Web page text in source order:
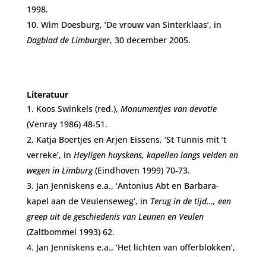
1998.
Wim Doesburg, ‘De vrouw van Sinterklaas’, in
Dagblad de Limburger, 30 december 2005.
Literatuur
Koos Swinkels (red.), Monumentjes van devotie
(Venray 1986) 48-51.
Katja Boertjes en Arjen Eissens, ‘St Tunnis mit ’t
verreke’, in Heyligen huyskens, kapellen langs velden en
wegen in Limburg(Eindhoven 1999) 70-73.
Jan Jenniskens e.a., ‘Antonius Abt en Barbara-
kapel aan de Veulenseweg’, in Terug in de tijd…, een
greep uit de geschiedenis van Leunen en Veulen
(Zaltbommel 1993) 62.
Jan Jenniskens e.a., ‘Het lichten van offerblokken’,